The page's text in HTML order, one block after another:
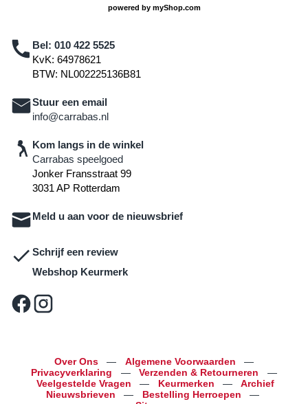
powered by myShop.com
Bel: 010 422 5525
KvK: 64978621
BTW: NL002225136B81
Stuur een email
info@carrabas.nl
Kom langs in de winkel
Carrabas speelgoed
Jonker Fransstraat 99
3031 AP Rotterdam
Meld u aan voor de nieuwsbrief
Schrijf een review
Webshop Keurmerk
Over Ons — Algemene Voorwaarden
—
Privacyverklaring
— Verzenden & Retourneren
—
Veelgestelde Vragen
— Keurmerken —
Archief
Nieuwsbrieven
— Bestelling Herroepen
—